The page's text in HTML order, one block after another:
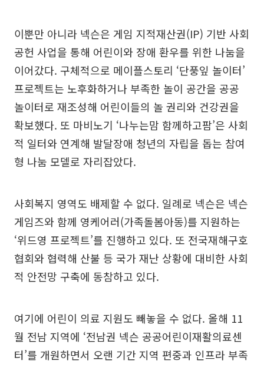
이뿐만 아니라 넥슨은 게임 지적재산권(IP) 기반 사회
공헌 사업을 통해 어린이와 장애 환우를 위한 나눔을
이어갔다. 구체적으로 메이플스토리 ‘단풍잎 놀이터’
프로젝트는 노후화하거나 부족한 놀이 공간을 공공
놀이터로 재조성해 어린이들의 놀 권리와 건강권을
확보했다. 또 마비노기 ‘나누는맘 함께하고팜’은 사회
적 일터와 연계해 발달장애 청년의 자립을 돕는 참여
형 나눔 모델로 자리잡았다.
사회복지 영역도 배제할 수 없다. 일례로 넥슨은 넥슨
게임즈와 함께 영케어러(가족돌봄아동)를 지원하는
‘위드영 프로젝트’를 진행하고 있다. 또 전국재해구호
협회와 협력해 산불 등 국가 재난 상황에 대비한 사회
적 안전망 구축에 동참하고 있다.
여기에 어린이 의료 지원도 빼놓을 수 없다. 올해 11
월 전남 지역에 ‘전남권 넥슨 공공어린이재활의료센
터’를 개원하면서 오랜 기간 지역 편중과 인프라 부족